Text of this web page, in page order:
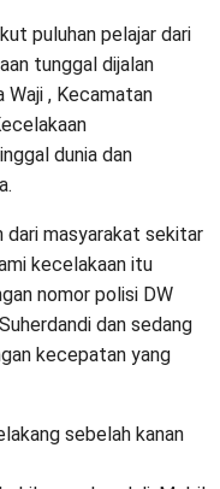
puluhan pelajar dari
tunggal dijalan
, Kecamatan
dunia dan
dari masyarakat sekitar
kecelakaan itu
nomor polisi DW
dan sedang
kecepatan yang
sebelah kanan